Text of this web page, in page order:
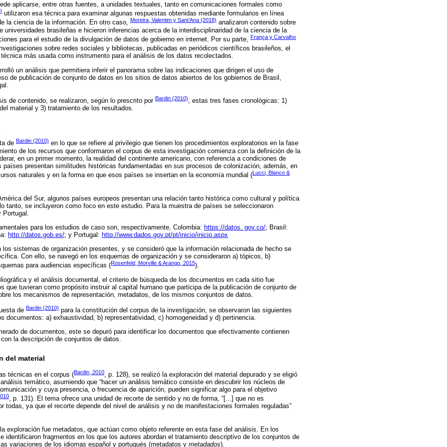
aplicarse, entre otras fuentes, a unidades textuales, tanto en comunicaciones formales como
utilizaron esa técnica para examinar algunas respuestas obtenidas mediante formularios en línea
la ciencia de la información. En otro caso, Moreira, Valentim y Sant’Ana (2018) analizaron contenido sobre
universidades brasileñas e hicieron inferencias acerca de la interdisciplinaridad de la ciencia de la
para el estudio de la divulgación de datos de gobierno en internet. Por su parte, França y Carvalho
sobre redes sociales y bibliotecas, publicadas en periódicos científicos brasileños, el
más usada como instrumento para el análisis de los datos recolectados.
un análisis que permitiera inferir el panorama sobre las indicaciones que dirigen el uso de
de publicación de conjunto de datos en los sitios de datos abiertos de los gobiernos de Brasil,
de contenido, se realizaron, según lo prescrito por Bardin (2010), estas tres fases cronológicas: 1)
material y 3) tratamiento de los resultados.
de Bardin (2010) en lo que se refiere al privilegio que tienen los procedimientos exploratorios en la fase
de los recursos que conformaron el corpus de esta investigación comienza con la definición de la
en un primer momento, la realidad del continente americano, con referencia a condiciones de
países presentan similitudes históricas fundamentadas en sus procesos de colonización, además, en
naturales y en la forma en que esos países se insertan en la economía mundial (Lucci, Blanco &
del Sur, algunos países europeos presentan una relación tanto histórica como cultural y política
tanto, se incluyeron como foco en este estudio. Para la muestra de países se seleccionaron
para los estudios de caso son, respectivamente, Colombia: https://datos. gov.co/; Brasil:
http://datos.gob.es/; y Portugal: http://www.dados.gov.pt/pt/inicio/inicio.aspx
sistemas de organización presentes, y se consideró que la información relacionada de hecho se
Con ello, se navegó en los esquemas de organización y se consideraron a) tópicos, b)
para audiencias específicas (Rosenfeld, Morville & Arango, 2015).
y el análisis documental, el criterio de búsqueda de los documentos en cada sitio fue
que tuvieran como propósito instruir al capital humano que participa de la publicación de conjunto de
los mecanismos de representación, metadatos, de los mismos conjuntos de datos.
de Bardin (2010) para la constitución del corpus de la investigación, se observaron las siguientes
documentos: a) exhaustividad, b) representatividad, c) homogeneidad y d) pertinencia.
de documentos, este se depuró para identificar los documentos que efectivamente contienen
la descripción de conjuntos de datos.
del material
técnicas en el corpus (Bardin, 2010, p. 128), se realizó la exploración del material depurado y se eligió
temático, asumiendo que “hacer un análisis temático consiste en descubrir los núcleos de
y cuya presencia, o frecuencia de aparición, pueden significar algo para el objetivo
, p. 131). El tema ofrece una unidad de recorte de sentido y no de forma, “[...] que no es
todas, ya que el recorte depende del nivel de análisis y no de manifestaciones formales reguladas”
exploración fue metadatos, que actúan como objeto referente en esta fase del análisis. En los
identificaron fragmentos en los que los autores abordan el tratamiento descriptivo de los conjuntos de
variaciones de los idiomas español y portugués (metadatos y metadados).